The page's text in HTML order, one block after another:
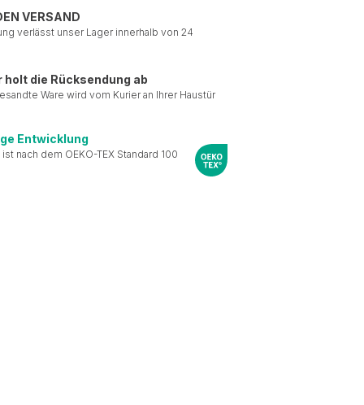
VERSAND
verlässt unser Lager innerhalb von 24
holt die Rücksendung ab
Ware wird vom Kurier an Ihrer Haustür
Entwicklung
nach dem OEKO-TEX Standard 100